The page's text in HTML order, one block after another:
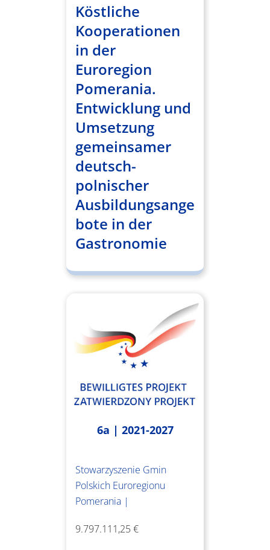
Köstliche
Kooperationen
in der
Euroregion
Pomerania.
Entwicklung und
Umsetzung
gemeinsamer
deutsch-
polnischer
Ausbildungsange
bote in der
Gastronomie
6a | 2021-2027
Stowarzyszenie Gmin
Polskich Euroregionu
Pomerania |
9.797.111,25 €